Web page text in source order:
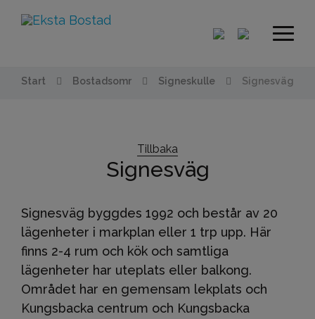
Start Bostadsomr Signeskulle Signesväg
Tillbaka
Signesväg
Signesväg byggdes 1992 och består av 20
lägenheter i markplan eller 1 trp upp. Här
finns 2-4 rum och kök och samtliga
lägenheter har uteplats eller balkong.
Området har en gemensam lekplats och
Kungsbacka centrum och Kungsbacka